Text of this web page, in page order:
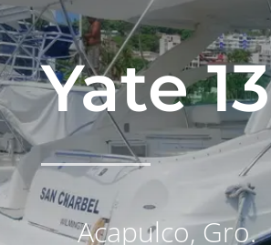
Yate 13
Acapulco, Gro.